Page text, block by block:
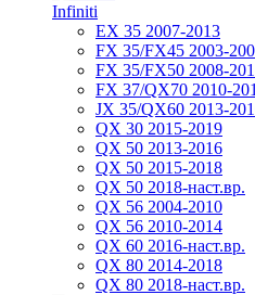
Infiniti
EX 35 2007-2013
FX 35/FX45 2003-
FX 35/FX50 2008-
FX 37/QX70 2010-
JX 35/QX60 2013-
QX 30 2015-2019
QX 50 2013-2016
QX 50 2015-2018
QX 50 2018-наст.вр.
QX 56 2004-2010
QX 56 2010-2014
QX 60 2016-наст.вр.
QX 80 2014-2018
QX 80 2018-наст.вр.